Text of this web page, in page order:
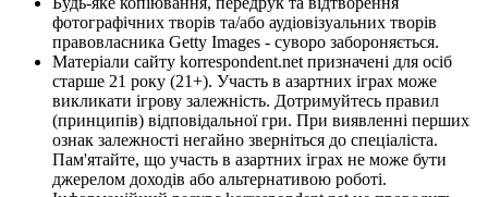
фотографічних творів та/або аудіовізуальних творів
правовласника Getty Images - суворо забороняється.
Матеріали сайту korrespondent.net призначені для осіб
старше 21 року (21+). Участь в азартних іграх може
викликати ігрову залежність. Дотримуйтесь правил
(принципів) відповідальної гри. При виявленні перших
ознак залежності негайно зверніться до спеціаліста.
Пам'ятайте, що участь в азартних іграх не може бути
джерелом доходів або альтернативою роботі.